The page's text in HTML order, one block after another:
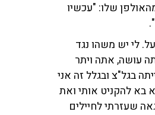
שלו: "עכשיו
לי יש משהו נגד
עושה, אתה ויתר
בגל"צ ובגלל זה אני
בא להקניט אותי ואת
שעזרתי לחיילים